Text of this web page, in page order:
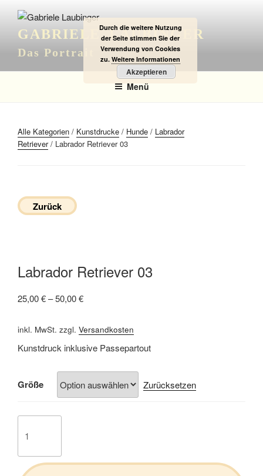
Inhalt
springenGABRIELE LAUBINGER
Das Portrait
Menü
Alle Kategorien / Kunstdrucke / Hunde / Labrador
Retriever/ Labrador Retriever 03
Zurück
Labrador Retriever 03
25,00€–50,00€
inkl. MwSt. zzgl. Versandkosten
Kunstdruck inklusive Passepartout
Größe Zurücksetzen
Retriever
Menge
Durch die weitere Nutzung
der Seite stimmen Sie der
Verwendung von Cookies
zu. Weitere Informationen
Akzeptieren